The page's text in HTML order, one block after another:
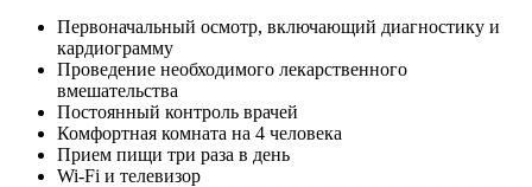
Первоначальный осмотр, включающий диагностику и
кардиограмму
Проведение необходимого лекарственного
вмешательства
Постоянный контроль врачей
Комфортная комната на 4 человека
Прием пищи три раза в день
Wi-Fi и телевизор